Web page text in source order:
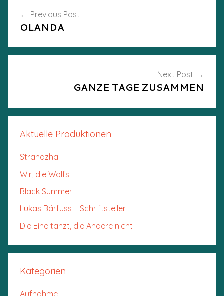
Post
navigation
Previous Post
OLANDA
Next Post
GANZE TAGE ZUSAMMEN
Aktuelle Produktionen
Strandzha
Wir, die Wolfs
Black Summer
Lukas Bärfuss – Schriftsteller
Die Eine tanzt, die Andere nicht
Kategorien
Aufnahme